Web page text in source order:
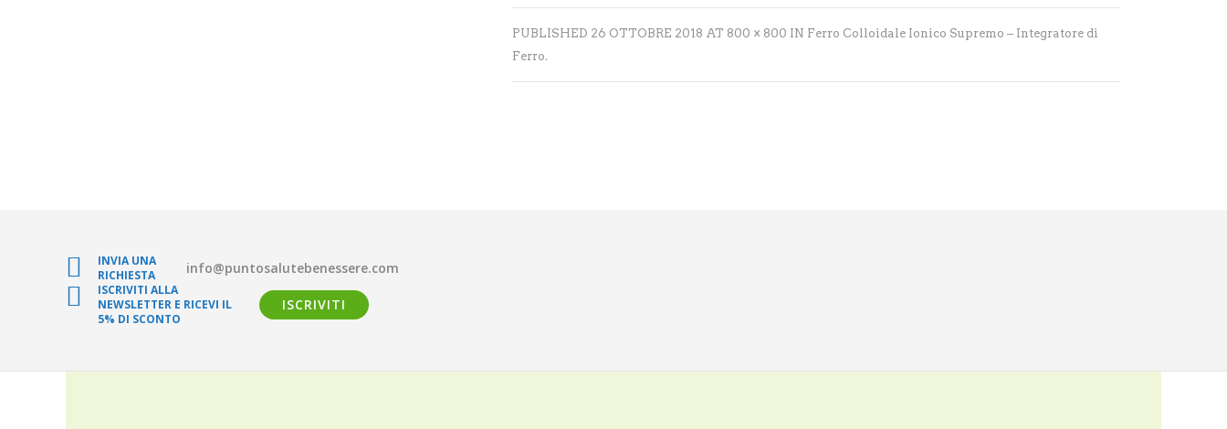
PUBLISHED 26 OTTOBRE 2018 AT 800 × 800 IN Ferro Colloidale Ionico Supremo – Integratore di
Ferro.
INVIA UNA
RICHIESTA
info@puntosalutebenessere.com
ISCRIVITI ALLA
NEWSLETTER E RICEVI IL
5% DI SCONTO
ISCRIVITI